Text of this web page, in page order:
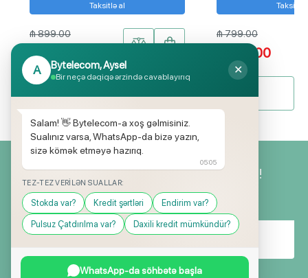
Taksitlə al
₼ 899.00
₼ 809.00
Taksitlə
₼ 799.00
₼ 599.00
Yeniliklərimizdən ilk siz xəbərdar olun!
A Bytelecom, Aysel
Bir neçə dəqiqə ərzində cavablayırıq
✕
Salam! 👋 Bytelecom-a xoş gəlmisiniz.
Sualınız varsa, WhatsApp-da bizə yazın,
sizə kömək etməyə hazırıq.
05:05
TEZ-TEZ VERILƏN SUALLAR:
Stokda var? Kredit şərtləri Endirim var?
Pulsuz Çatdırılma var? Daxili kredit mümkündür?
WhatsApp-da söhbətə başla